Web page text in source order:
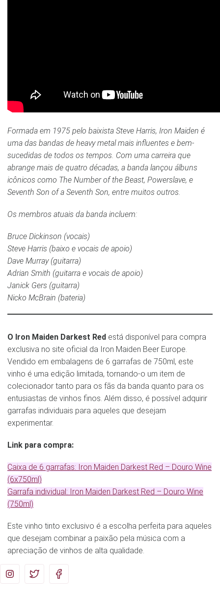
Formada em 1975 pelo baixista Steve Harris, Iron Maiden é
uma das bandas de heavy metal mais influentes e bem-
sucedidas de todos os tempos. Com uma carreira que
abrange mais de quatro décadas, a banda lançou álbuns
icônicos como The Number of the Beast, Powerslave, e
Seventh Son of a Seventh Son, entre muitos outros.
Os membros atuais da banda incluem:
Bruce Dickinson (vocais)
Steve Harris (baixo e vocais de apoio)
Dave Murray (guitarra)
Adrian Smith (guitarra e vocais de apoio)
Janick Gers (guitarra)
Nicko McBrain (bateria)
O Iron Maiden Darkest Red está disponível para compra
exclusiva no site oficial da Iron Maiden Beer Europe.
Vendido em embalagens de 6 garrafas de 750ml, este
vinho é uma edição limitada, tornando-o um item de
colecionador tanto para os fãs da banda quanto para os
entusiastas de vinhos finos. Além disso, é possível adquirir
garrafas individuais para aqueles que desejam
experimentar.
Link para compra:
Caixa de 6 garrafas: Iron Maiden Darkest Red – Douro Wine
(6x750ml)
Garrafa individual: Iron Maiden Darkest Red – Douro Wine
(750ml)
Este vinho tinto exclusivo é a escolha perfeita para aqueles
que desejam combinar a paixão pela música com a
apreciação de vinhos de alta qualidade.